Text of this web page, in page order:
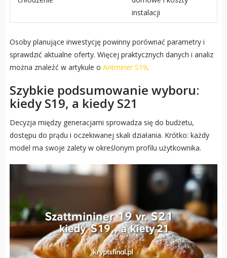
instalacji
Osoby planujące inwestycję powinny porównać parametry i
sprawdzić aktualne oferty. Więcej praktycznych danych i analiz
można znaleźć w artykule o Antminer S19.
Szybkie podsumowanie wyboru:
kiedy S19, a kiedy S21
Decyzja między generacjami sprowadza się do budżetu,
dostępu do prądu i oczekiwanej skali działania. Krótko: każdy
model ma swoje zalety w określonym profilu użytkownika.